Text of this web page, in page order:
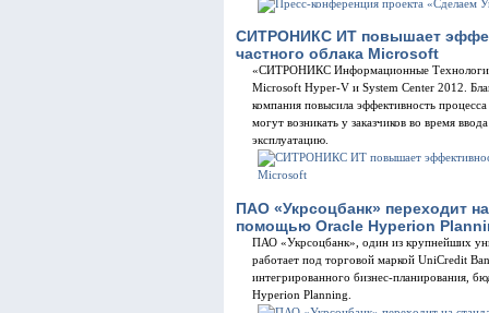
СИТРОНИКС ИТ повышает
частного облака Microsoft
«СИТРОНИКС Информационные
Microsoft Hyper-V и System Сenter 2012.
компания повысила эффективность
могут возникать у заказчиков во время
эксплуатацию.
ПАО «Укрсоцбанк» переходит
помощью Oracle Hyperion
ПАО «Укрсоцбанк», один из крупнейших
работает под торговой маркой UniCredit
интегрированного бизнес-планирования,
Hyperion Planning.